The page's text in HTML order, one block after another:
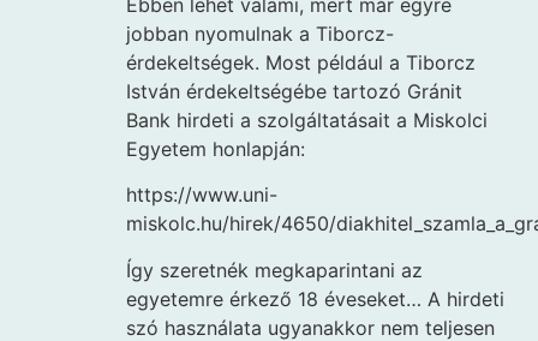
Ebben lehet valami, mert már egyre
jobban nyomulnak a Tiborcz-
érdekeltségek. Most például a Tiborcz
István érdekeltségébe tartozó Gránit
Bank hirdeti a szolgáltatásait a Miskolci
Egyetem honlapján:
https://www.uni-
miskolc.hu/hirek/4650/
Így szeretnék megkaparintani az
egyetemre érkező 18 éveseket… A hirdeti
szó használata ugyanakkor nem teljesen